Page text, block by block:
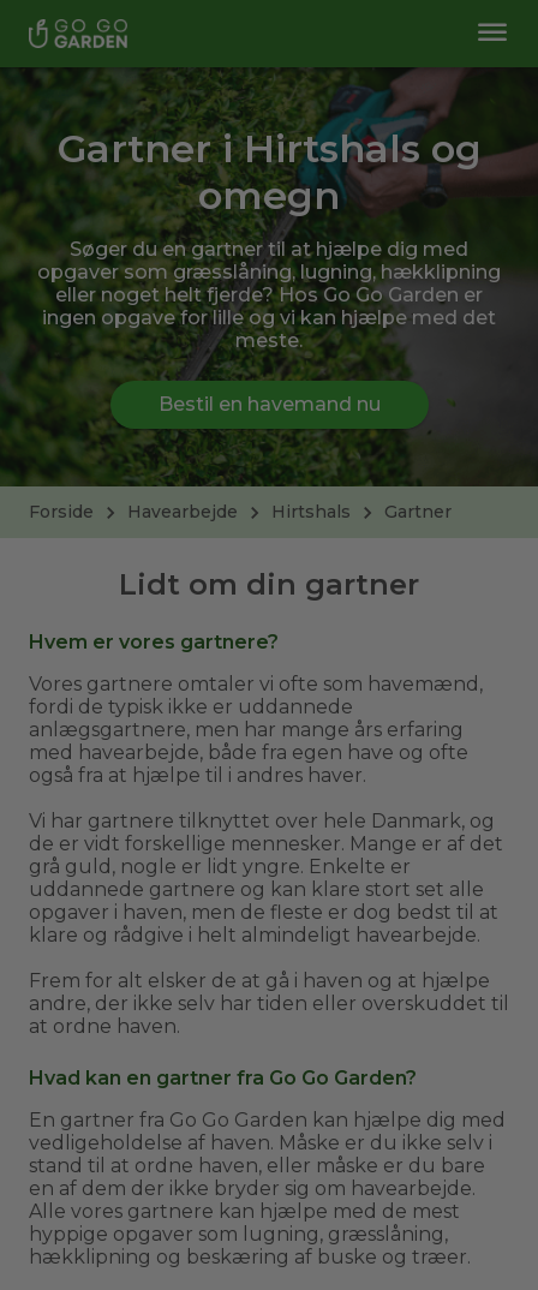
Gartner i Hirtshals og
omegn
Søger du en gartner til at hjælpe dig med
opgaver som græsslåning, lugning, hækklipning
eller noget helt fjerde? Hos Go Go Garden er
ingen opgave for lille og vi kan hjælpe med det
meste.
Bestil en havemand nu
Forside Havearbejde Hirtshals Gartner
Lidt om din gartner
Hvem er vores gartnere?
Vores gartnere omtaler vi ofte som havemænd,
fordi de typisk ikke er uddannede
anlægsgartnere, men har mange års erfaring
med havearbejde, både fra egen have og ofte
også fra at hjælpe til i andres haver.
Vi har gartnere tilknyttet over hele Danmark, og
de er vidt forskellige mennesker. Mange er af det
grå guld, nogle er lidt yngre. Enkelte er
uddannede gartnere og kan klare stort set alle
opgaver i haven, men de fleste er dog bedst til at
klare og rådgive i helt almindeligt havearbejde.
Frem for alt elsker de at gå i haven og at hjælpe
andre, der ikke selv har tiden eller overskuddet til
at ordne haven.
Hvad kan en gartner fra Go Go Garden?
En gartner fra Go Go Garden kan hjælpe dig med
vedligeholdelse af haven. Måske er du ikke selv i
stand til at ordne haven, eller måske er du bare
en af dem der ikke bryder sig om havearbejde.
Alle vores gartnere kan hjælpe med de mest
hyppige opgaver som lugning, græsslåning,
hækklipning og beskæring af buske og træer.